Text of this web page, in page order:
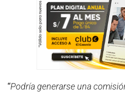
“Podría generarse una